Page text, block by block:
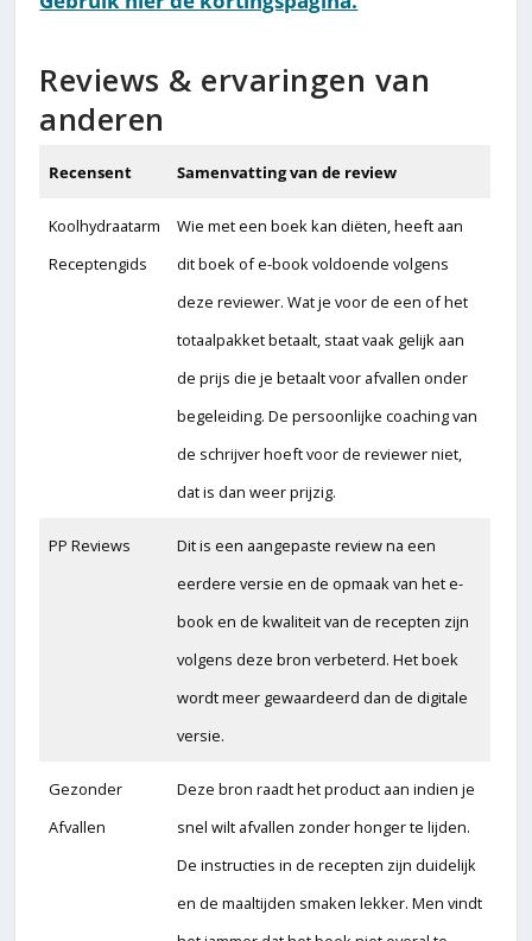
Reviews & ervaringen van
anderen
Recensent Samenvatting van de review
Koolhydraatarm
Receptengids
Wie met een boek kan diëten, heeft aan
dit boek of e-book voldoende volgens
deze reviewer. Wat je voor de een of het
totaalpakket betaalt, staat vaak gelijk aan
de prijs die je betaalt voor afvallen onder
begeleiding. De persoonlijke coaching van
de schrijver hoeft voor de reviewer niet,
dat is dan weer prijzig.
PP Reviews
Dit is een aangepaste review na een
eerdere versie en de opmaak van het e-
book en de kwaliteit van de recepten zijn
volgens deze bron verbeterd. Het boek
wordt meer gewaardeerd dan de digitale
versie.
Gezonder
Afvallen
Deze bron raadt het product aan indien je
snel wilt afvallen zonder honger te lijden.
De instructies in de recepten zijn duidelijk
en de maaltijden smaken lekker. Men vindt